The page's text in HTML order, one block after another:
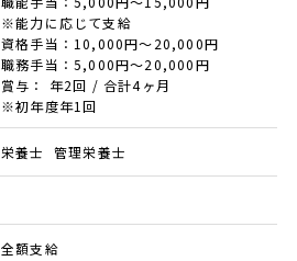
※能力に応じて支給
資格手当：10,000円～20,000円
職務手当：5,000円～20,000円
賞与： 年2回 / 合計4ヶ月
※初年度年1回
栄養士 管理栄養士
全額支給